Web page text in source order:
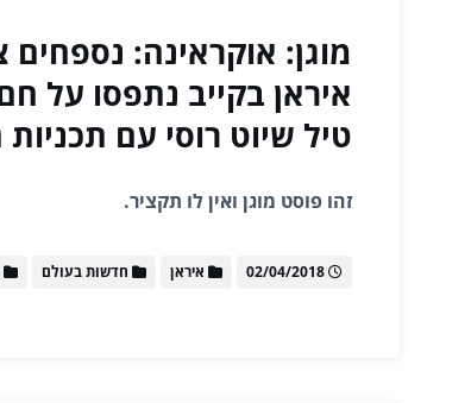
מוגן: אוקראינה: נספחים
איראן בקייב נתפסו על
טיל שיוט רוסי עם תכניות
זהו פוסט מוגן ואין לו תקציר.
02/04/2018 איראן חדשות בעולם